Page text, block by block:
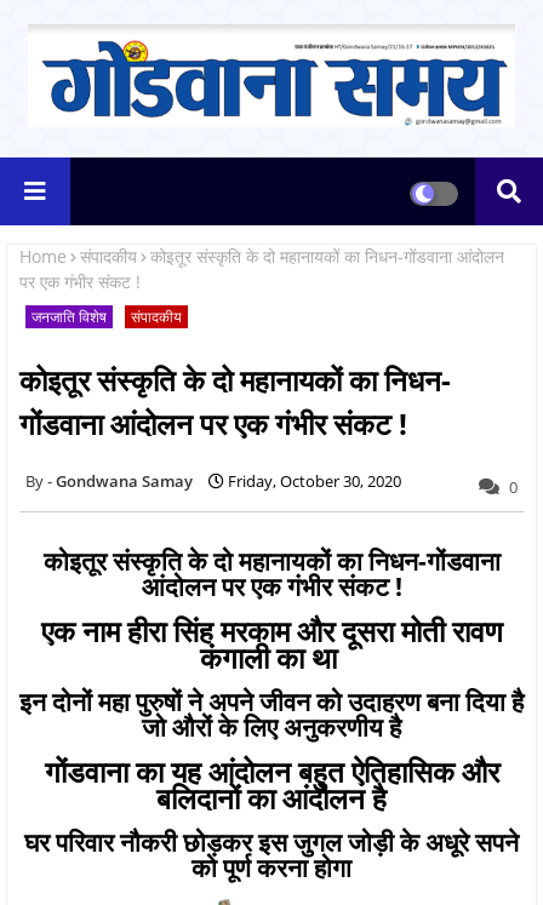
Home संपादकीय कोइतूर संस्कृति के दो महानायकों का निधन-गोंडवाना आंदोलन
पर एक गंभीर संकट !
जनजाति विशेष संपादकीय
कोइतूर संस्कृति के दो महानायकों का निधन-
गोंडवाना आंदोलन पर एक गंभीर संकट !
Gondwana Samay Friday, October 30, 2020 0
कोइतूर संस्कृति के दो महानायकों का निधन-गोंडवाना
आंदोलन पर एक गंभीर संकट !
एक नाम हीरा सिंह मरकाम और दूसरा मोती रावण
कंगाली का था
इन दोनों महा पुरुषों ने अपने जीवन को उदाहरण बना दिया है
जो औरों के लिए अनुकरणीय है
गोंडवाना का यह आंदोलन बहुत ऐतिहासिक और
बलिदानों का आंदोलन है
घर परिवार नौकरी छोड़कर इस जुगल जोड़ी के अधूरे सपने
को पूर्ण करना होगा